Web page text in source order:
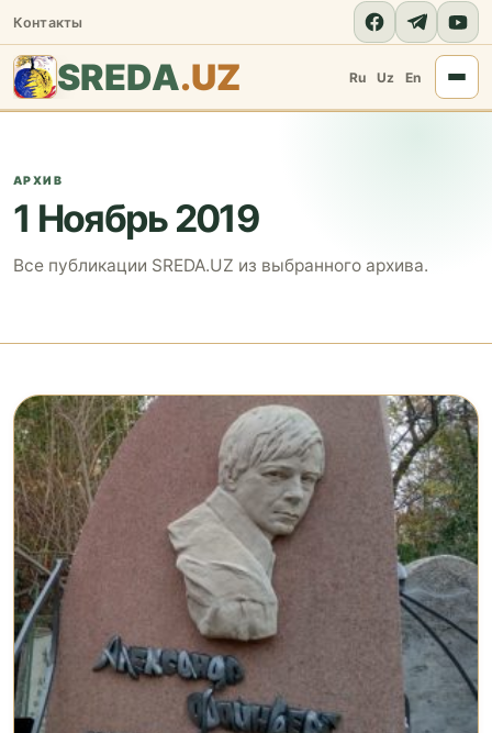
Контакты
SREDA.UZ Ru Uz En
АРХИВ
1 Ноябрь 2019
Все публикации SREDA.UZ из выбранного архива.